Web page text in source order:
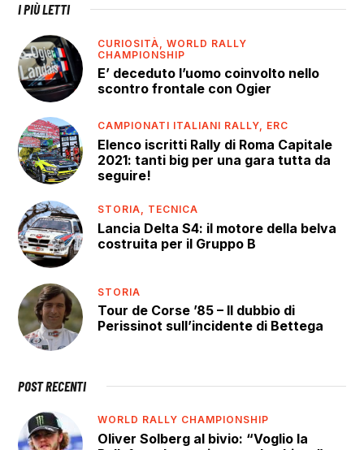
I PIÙ LETTI
CURIOSITÀ,WORLD RALLY
CHAMPIONSHIP
E’ deceduto l’uomo coinvolto nello
scontro frontale con Ogier
CAMPIONATI ITALIANI RALLY, ERC
Elenco iscritti Rally di Roma Capitale
2021: tanti big per una gara tutta da
seguire!
STORIA, TECNICA
Lancia Delta S4: il motore della belva
costruita per il Gruppo B
STORIA
Tour de Corse ’85 – Il dubbio di
Perissinot sull’incidente di Bettega
POST RECENTI
WORLD RALLY CHAMPIONSHIP
Oliver Solberg al bivio: “Voglio la